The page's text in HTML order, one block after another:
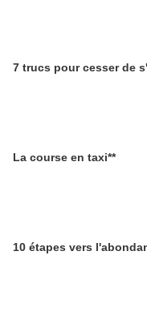
7 trucs pour cesser de
La course en taxi**
10 étapes vers